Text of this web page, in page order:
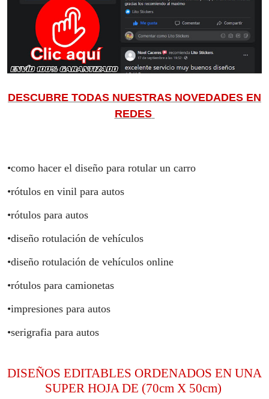
DESCUBRE TODAS NUESTRAS NOVEDADES EN
REDES
•como hacer el diseño para rotular un carro
•rótulos en vinil para autos
•rótulos para autos
•diseño rotulación de vehículos
•diseño rotulación de vehículos online
•rótulos para camionetas
•impresiones para autos
•serigrafia para autos
DISEÑOS EDITABLES ORDENADOS EN UNA
SUPER HOJA DE (70cm X 50cm)